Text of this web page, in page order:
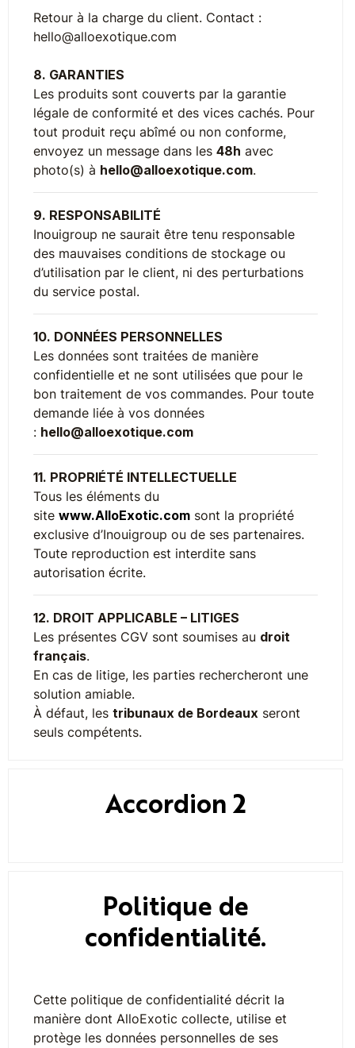
Retour à la charge du client. Contact :
hello@alloexotique.com
8. GARANTIES
Les produits sont couverts par la garantie
légale de conformité et des vices cachés. Pour
tout produit reçu abîmé ou non conforme,
envoyez un message dans les 48h avec
photo(s) à hello@alloexotique.com.
9. RESPONSABILITÉ
Inouigroup ne saurait être tenu responsable
des mauvaises conditions de stockage ou
d’utilisation par le client, ni des perturbations
du service postal.
10. DONNÉES PERSONNELLES
Les données sont traitées de manière
confidentielle et ne sont utilisées que pour le
bon traitement de vos commandes. Pour toute
demande liée à vos données
: hello@alloexotique.com
11. PROPRIÉTÉ INTELLECTUELLE
Tous les éléments du
site www.AlloExotic.com sont la propriété
exclusive d’Inouigroup ou de ses partenaires.
Toute reproduction est interdite sans
autorisation écrite.
12. DROIT APPLICABLE – LITIGES
Les présentes CGV sont soumises au droit
français.
En cas de litige, les parties rechercheront une
solution amiable.
À défaut, les tribunaux de Bordeaux seront
seuls compétents.
Accordion 2
Politique de
confidentialité.
Cette politique de confidentialité décrit la
manière dont AlloExotic collecte, utilise et
protège les données personnelles de ses